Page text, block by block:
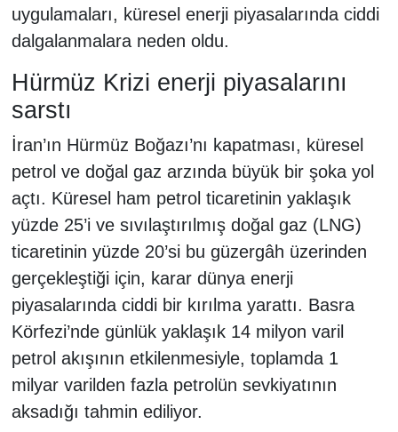
uygulamaları, küresel enerji piyasalarında ciddi
dalgalanmalara neden oldu.
Hürmüz Krizi enerji piyasalarını
sarstı
İran’ın Hürmüz Boğazı’nı kapatması, küresel
petrol ve doğal gaz arzında büyük bir şoka yol
açtı. Küresel ham petrol ticaretinin yaklaşık
yüzde 25’i ve sıvılaştırılmış doğal gaz (LNG)
ticaretinin yüzde 20’si bu güzergâh üzerinden
gerçekleştiği için, karar dünya enerji
piyasalarında ciddi bir kırılma yarattı. Basra
Körfezi’nde günlük yaklaşık 14 milyon varil
petrol akışının etkilenmesiyle, toplamda 1
milyar varilden fazla petrolün sevkiyatının
aksadığı tahmin ediliyor.